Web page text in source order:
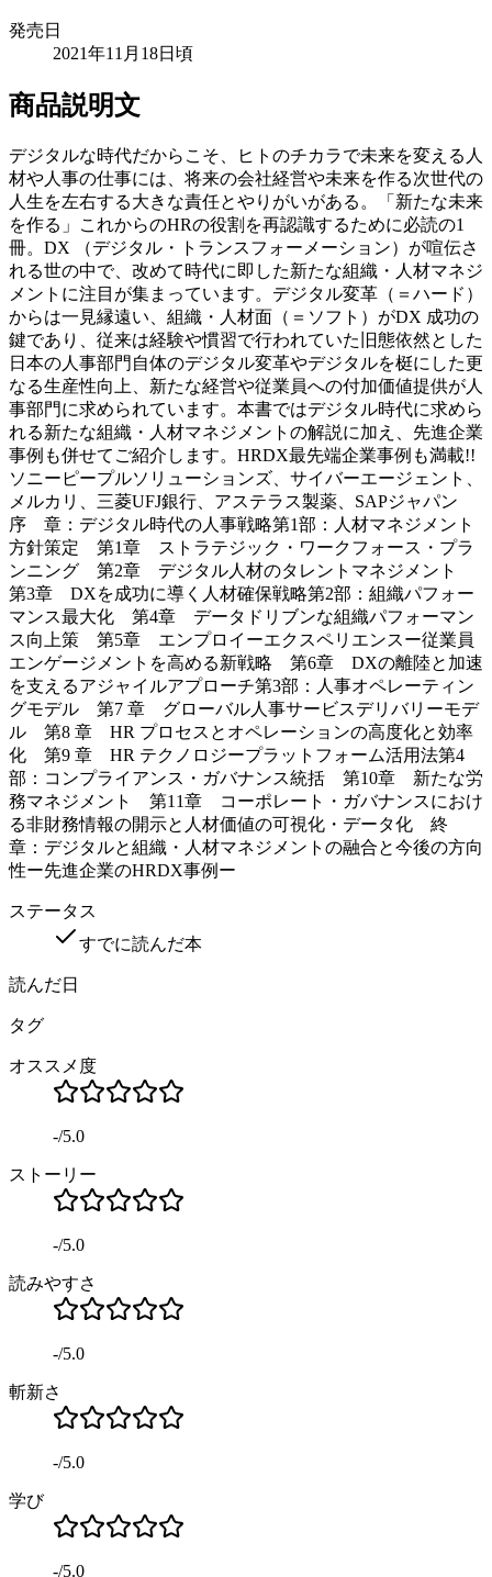
発売日
2021年11月18日頃
商品説明文
デジタルな時代だからこそ、ヒトのチカラで未来を変える人
材や人事の仕事には、将来の会社経営や未来を作る次世代の
人生を左右する大きな責任とやりがいがある。「新たな未来
を作る」これからのHRの役割を再認識するために必読の1
冊。DX （デジタル・トランスフォーメーション）が喧伝さ
れる世の中で、改めて時代に即した新たな組織・人材マネジ
メントに注目が集まっています。デジタル変革（＝ハード）
からは一見縁遠い、組織・人材面（＝ソフト）がDX 成功の
鍵であり、従来は経験や慣習で行われていた旧態依然とした
日本の人事部門自体のデジタル変革やデジタルを梃にした更
なる生産性向上、新たな経営や従業員への付加価値提供が人
事部門に求められています。本書ではデジタル時代に求めら
れる新たな組織・人材マネジメントの解説に加え、先進企業
事例も併せてご紹介します。HRDX最先端企業事例も満載!!
ソニーピープルソリューションズ、サイバーエージェント、
メルカリ、三菱UFJ銀行、アステラス製薬、SAPジャパン
序 章：デジタル時代の人事戦略第1部：人材マネジメント
方針策定 第1章 ストラテジック・ワークフォース・プラ
ンニング 第2章 デジタル人材のタレントマネジメント
第3章 DXを成功に導く人材確保戦略第2部：組織パフォー
マンス最大化 第4章 データドリブンな組織パフォーマン
ス向上策 第5章 エンプロイーエクスペリエンスー従業員
エンゲージメントを高める新戦略 第6章 DXの離陸と加速
を支えるアジャイルアプローチ第3部：人事オペレーティン
グモデル 第7 章 グローバル人事サービスデリバリーモデ
ル 第8 章 HR プロセスとオペレーションの高度化と効率
化 第9 章 HR テクノロジープラットフォーム活用法第4
部：コンプライアンス・ガバナンス統括 第10章 新たな労
務マネジメント 第11章 コーポレート・ガバナンスにおけ
る非財務情報の開示と人材価値の可視化・データ化 終
章：デジタルと組織・人材マネジメントの融合と今後の方向
性ー先進企業のHRDX事例ー
ステータス
すでに読んだ本
読んだ日
タグ
オススメ度
-/5.0
ストーリー
-/5.0
読みやすさ
-/5.0
斬新さ
-/5.0
学び
-/5.0